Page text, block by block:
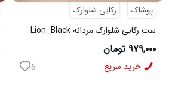
پوشاک
رکابی شلوارک
ست رکابی شلوارک مردانه Lion_Black
مدل 3997
۹۷۹,۰۰۰ تومان
خرید سریع 6